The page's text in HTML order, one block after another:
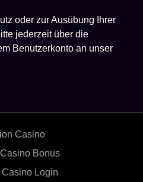
oder zur Ausübung Ihrer
jederzeit über die
Benutzerkonto an unser
Casino
Bonus
Login